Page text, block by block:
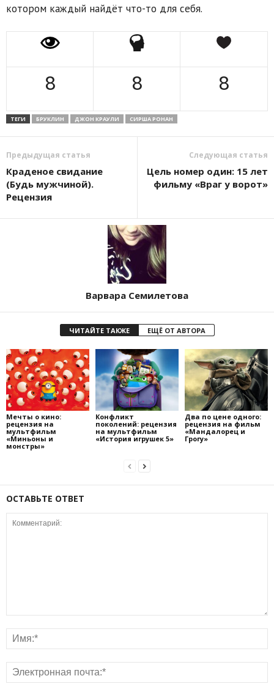
котором каждый найдёт что-то для себя.
8 8 8
ТЕГИ БРУКЛИН ДЖОН КРАУЛИ СИРША РОНАН
Предыдущая статья
Краденое свидание
(Будь мужчиной).
Рецензия
Следующая статья
Цель номер один: 15 лет
фильму «Враг у ворот»
Варвара Семилетова
ЧИТАЙТЕ ТАКЖЕ ЕЩЁ ОТ АВТОРА
Мечты о кино:
рецензия на
мультфильм
«Миньоны и
монстры»
Конфликт
поколений: рецензия
на мультфильм
«История игрушек 5»
Два по цене одного:
рецензия на фильм
«Мандалорец и
Грогу»
ОСТАВЬТЕ ОТВЕТ